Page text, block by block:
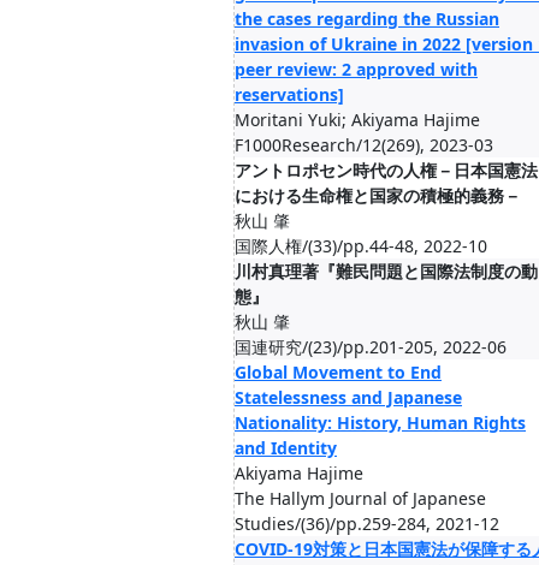
the cases regarding the Russian
invasion of Ukraine in 2022 [version
peer review: 2 approved with
reservations]
Moritani Yuki; Akiyama Hajime
F1000Research/12(269), 2023-03
アントロポセン時代の人権－日本国憲法
における生命権と国家の積極的義務－
秋山 肇
国際人権/(33)/pp.44-48, 2022-10
川村真理著『難民問題と国際法制度の動
態』
秋山 肇
国連研究/(23)/pp.201-205, 2022-06
Global Movement to End
Statelessness and Japanese
Nationality: History, Human Rights
and Identity
Akiyama Hajime
The Hallym Journal of Japanese
Studies/(36)/pp.259-284, 2021-12
COVID-19対策と日本国憲法が保障する